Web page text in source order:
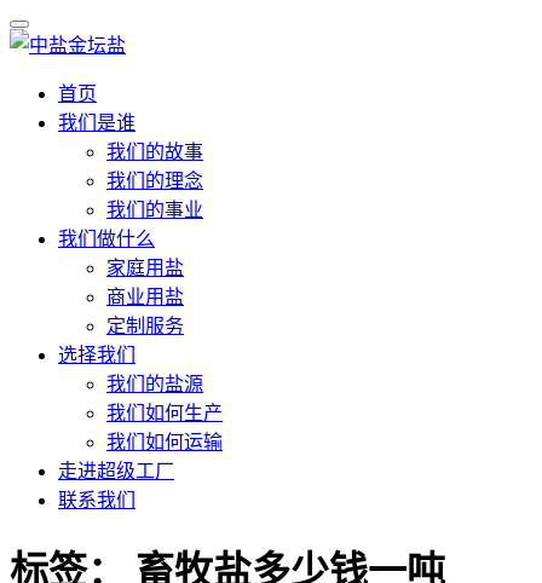
首页
我们是谁
我们的故事
我们的理念
我们的事业
我们做什么
家庭用盐
商业用盐
定制服务
选择我们
我们的盐源
我们如何生产
我们如何运输
走进超级工厂
联系我们
标签： 畜牧盐多少钱一吨